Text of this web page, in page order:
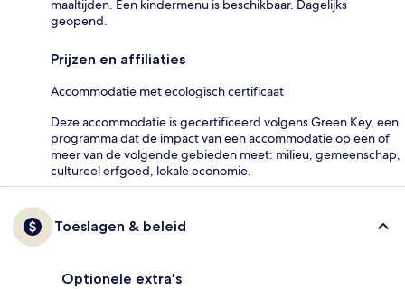
maaltijden. Een kindermenu is beschikbaar. Dagelijks
geopend.
Prijzen en affiliaties
Accommodatie met ecologisch certificaat
Deze accommodatie is gecertificeerd volgens Green Key, een
programma dat de impact van een accommodatie op een of
meer van de volgende gebieden meet: milieu, gemeenschap,
cultureel erfgoed, lokale economie.
Toeslagen & beleid
Optionele extra's